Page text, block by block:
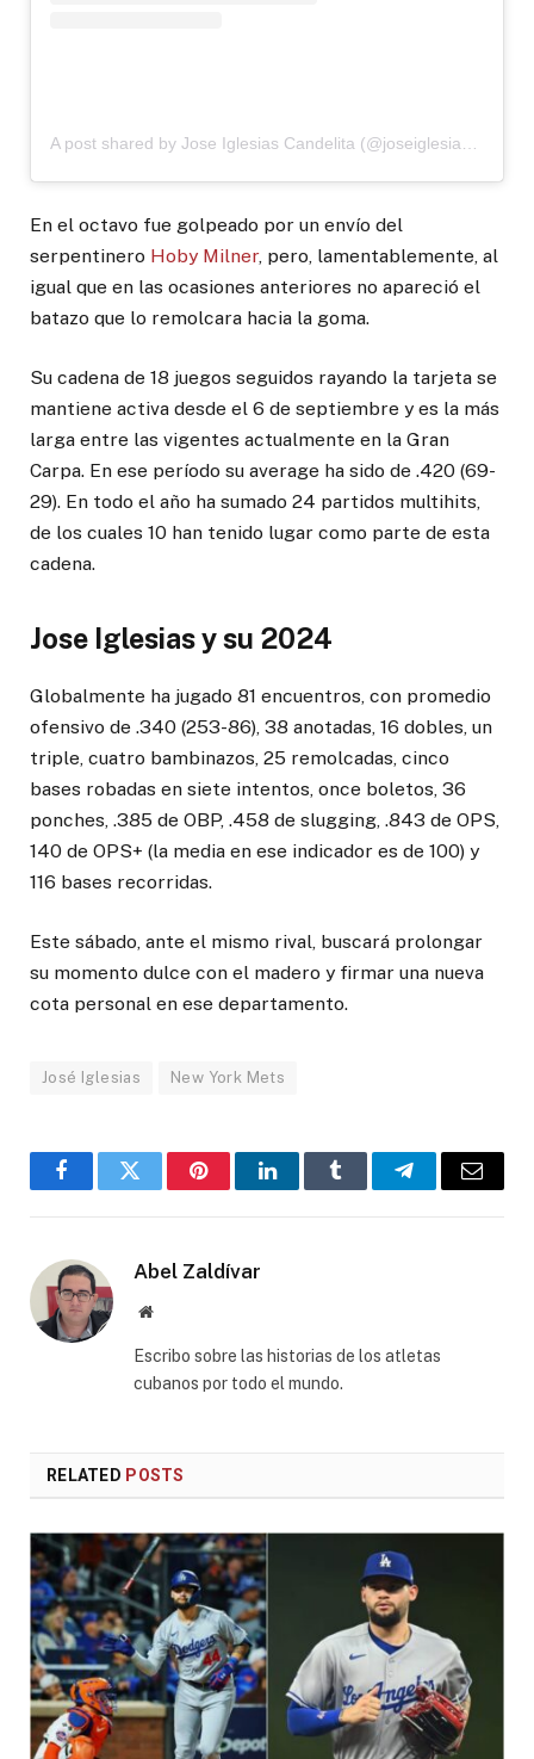
En el octavo fue golpeado por un envío del
serpentinero Hoby Milner, pero, lamentablemente, al
igual que en las ocasiones anteriores no apareció el
batazo que lo remolcara hacia la goma.
Su cadena de 18 juegos seguidos rayando la tarjeta se
mantiene activa desde el 6 de septiembre y es la más
larga entre las vigentes actualmente en la Gran
Carpa. En ese período su average ha sido de .420 (69-
29). En todo el año ha sumado 24 partidos multihits,
de los cuales 10 han tenido lugar como parte de esta
cadena.
Jose Iglesias y su 2024
Globalmente ha jugado 81 encuentros, con promedio
ofensivo de .340 (253-86), 38 anotadas, 16 dobles, un
triple, cuatro bambinazos, 25 remolcadas, cinco
bases robadas en siete intentos, once boletos, 36
ponches, .385 de OBP, .458 de slugging, .843 de OPS,
140 de OPS+ (la media en ese indicador es de 100) y
116 bases recorridas.
Este sábado, ante el mismo rival, buscará prolongar
su momento dulce con el madero y firmar una nueva
cota personal en ese departamento.
José Iglesias New York Mets
FacebookTwitter PinterestLinkedInTumblr TelegramEmail
Abel Zaldívar
Website
Escribo sobre las historias de los atletas
cubanos por todo el mundo.
RELATED POSTS